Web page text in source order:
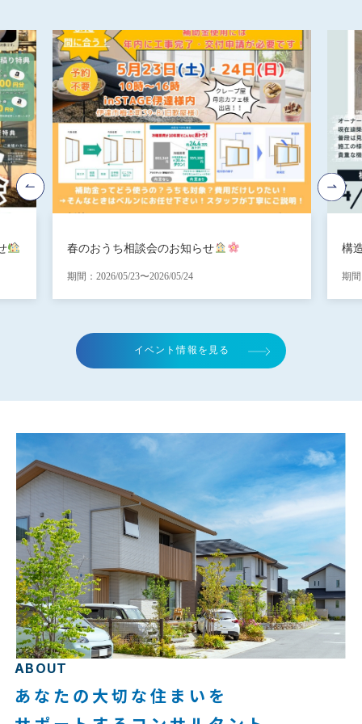
春のおうち相談会のお知らせ
期間：2026/05/23〜2026/05/24
構
期間
イベント情報を見る
ABOUT
あなたの大切な住まいを